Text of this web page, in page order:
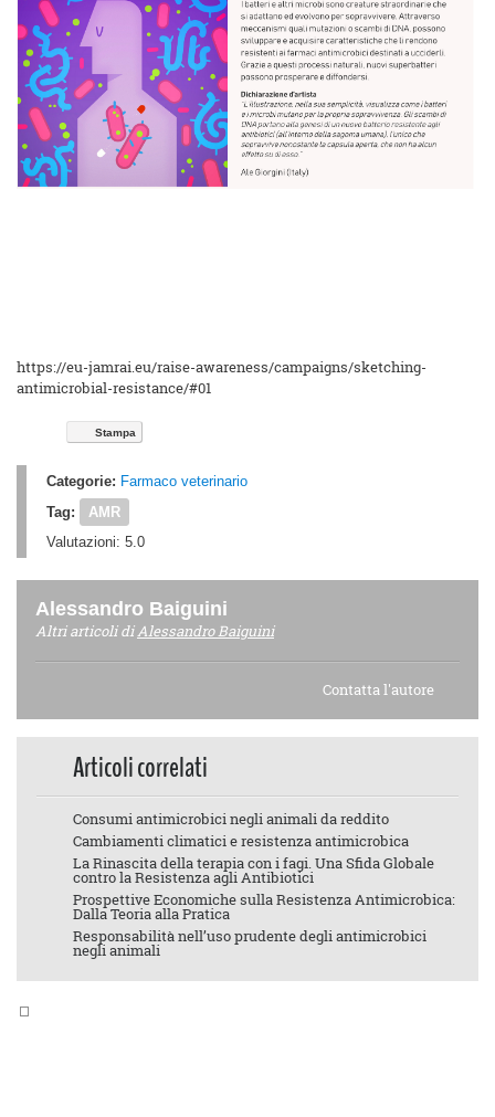
https://eu-jamrai.eu/raise-awareness/campaigns/sketching-
antimicrobial-resistance/#01
Stampa
Categorie: Farmaco veterinario
Tag:
AMR
Valutazioni: 5.0
Alessandro Baiguini
Altri articoli diAlessandro Baiguini
Contatta l'autore
Articoli correlati
Consumi antimicrobici negli animali da reddito
Cambiamenti climatici e resistenza antimicrobica
La Rinascita della terapia con i fagi. Una Sfida Globale
contro la Resistenza agli Antibiotici
Prospettive Economiche sulla Resistenza Antimicrobica:
Dalla Teoria alla Pratica
Responsabilità nell’uso prudente degli antimicrobici
negli animali